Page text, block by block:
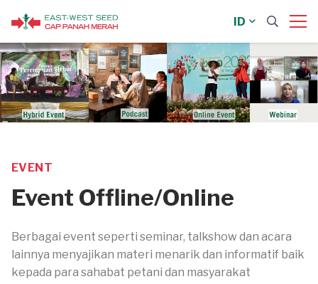
ID
EVENT
Event Offline/Online
Berbagai event seperti seminar, talkshow dan acara
lainnya menyajikan materi menarik dan informatif baik
kepada para sahabat petani dan masyarakat